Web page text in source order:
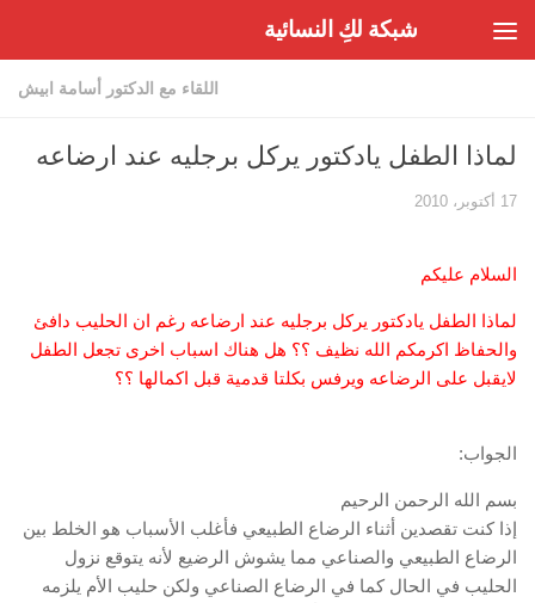
شبكة لكِ النسائية
اللقاء مع الدكتور أسامة ابيش
لماذا الطفل يادكتور يركل برجليه عند ارضاعه
17 أكتوبر، 2010
السلام عليكم
لماذا الطفل يادكتور يركل برجليه عند ارضاعه رغم ان الحليب دافئ
والحفاظ اكرمكم الله نظيف ؟؟ هل هناك اسباب اخرى تجعل الطفل
لايقبل على الرضاعه ويرفس بكلتا قدمية قبل اكمالها ؟؟
الجواب:
بسم الله الرحمن الرحيم
إذا كنت تقصدين أثناء الرضاع الطبيعي فأغلب الأسباب هو الخلط بين
الرضاع الطبيعي والصناعي مما يشوش الرضيع لأنه يتوقع نزول
الحليب في الحال كما في الرضاع الصناعي ولكن حليب الأم يلزمه